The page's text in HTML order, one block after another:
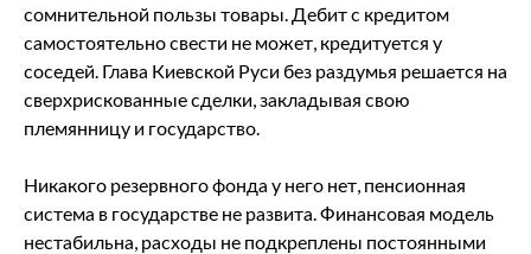
сомнительной пользы товары. Дебит с кредитом
самостоятельно свести не может, кредитуется у
соседей. Глава Киевской Руси без раздумья решается на
сверхрискованные сделки, закладывая свою
племянницу и государство.
Никакого резервного фонда у него нет, пенсионная
система в государстве не развита. Финансовая модель
нестабильна, расходы не подкреплены постоянными